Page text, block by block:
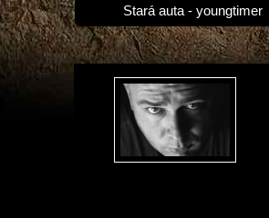
Stará auta - youngtimer